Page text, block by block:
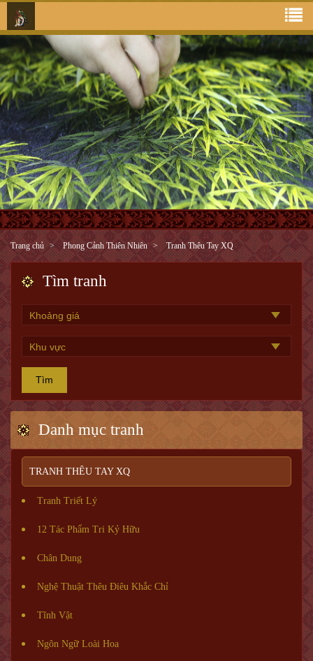
Trang chủ Phong Cảnh Thiên Nhiên Tranh Thêu Tay XQ
Tìm tranh
Tìm
Danh mục tranh
TRANH THÊU TAY XQ
Tranh Triết Lý
12 Tác Phẩm Tri Kỷ Hữu
Chân Dung
Nghệ Thuật Thêu Điêu Khắc Chỉ
Tĩnh Vật
Ngôn Ngữ Loài Hoa